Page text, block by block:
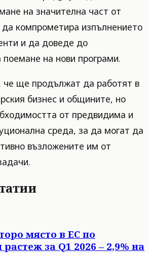
на значителна част от
компрометира изпълнението
и да доведе до
на нови програми.
че ще продължат да работят в
бизнес и общините, но
от предвидима и
среда, за да могат да
възложените им от
място в ЕС по
за Q1 2026 – 2,9% на